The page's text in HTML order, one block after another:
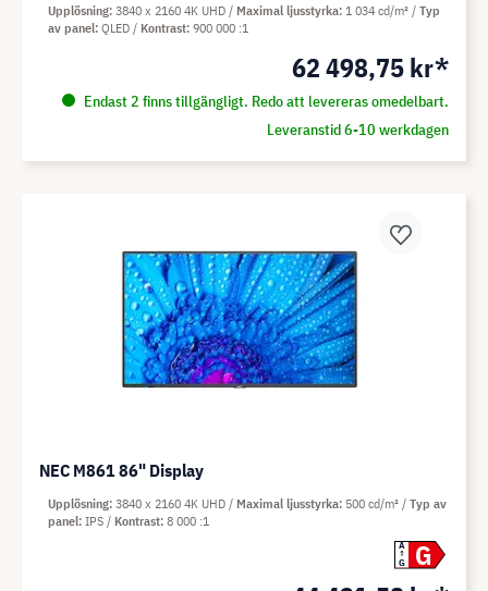
62 498,75 kr*
Endast 2 finns tillgängligt. Redo att levereras omedelbart.
Leveranstid 6-10 werkdagen
Upplösning 3840 x 2160 4K UHD Maximal ljusstyrka 1 034 cd/m²
Typ
av panel QLED Kontrast 900 000 :1
NEC M861 86" Display
A
G
G
Upplösning 3840 x 2160 4K UHD Maximal ljusstyrka 500 cd/m²
Typ av
panel IPS Kontrast 8 000 :1